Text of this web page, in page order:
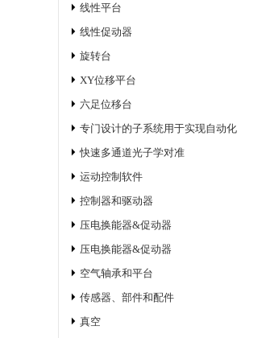
线性平台
线性促动器
旋转台
XY位移平台
六足位移台
专门设计的子系统用于实现自动化
快速多通道光子学对准
运动控制软件
控制器和驱动器
压电换能器&促动器
压电换能器&促动器
空气轴承和平台
传感器、部件和配件
真空